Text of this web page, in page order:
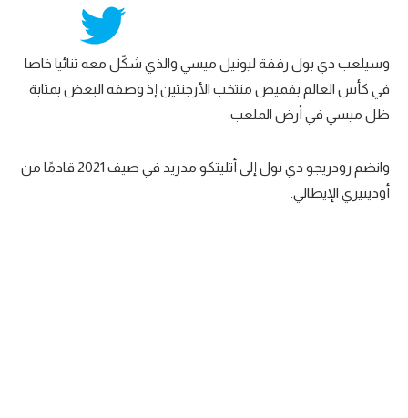
حكايات في الجول
كويز في الجول
وسيلعب دي بول رفقة ليونيل ميسي والذي شكّل معه ثنائيا خاصا
في كأس العالم بقميص منتخب الأرجنتين إذ وصفه البعض بمثابة
ظل ميسي في أرض الملعب.
وانضم رودريجو دي بول إلى أتليتكو مدريد في صيف 2021 قادمًا من
أودينيزي الإيطالي.